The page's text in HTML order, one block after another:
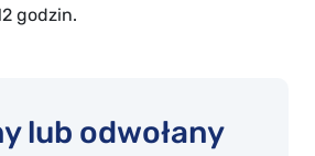
godzin.
lub odwołany